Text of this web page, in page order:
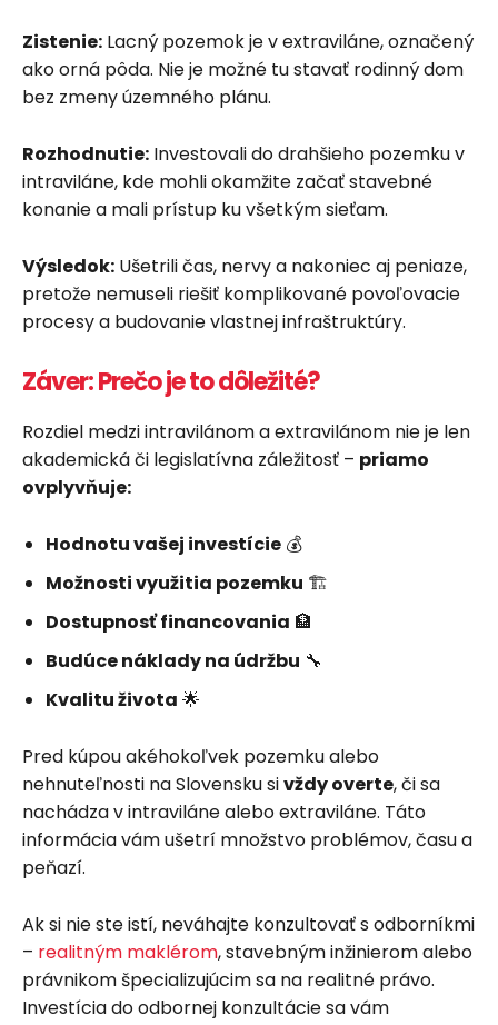
Zistenie: Lacný pozemok je v extraviláne, označený
ako orná pôda. Nie je možné tu stavať rodinný dom
bez zmeny územného plánu.
Rozhodnutie: Investovali do drahšieho pozemku v
intraviláne, kde mohli okamžite začať stavebné
konanie a mali prístup ku všetkým sieťam.
Výsledok: Ušetrili čas, nervy a nakoniec aj peniaze,
pretože nemuseli riešiť komplikované povoľovacie
procesy a budovanie vlastnej infraštruktúry.
Záver: Prečo je to dôležité?
Rozdiel medzi intravilánom a extravilánom nie je len
akademická či legislatívna záležitosť – priamo
ovplyvňuje:
Hodnotu vašej investície 💰
Možnosti využitia pozemku 🏗️
Dostupnosť financovania 🏦
Budúce náklady na údržbu 🔧
Kvalitu života 🌟
Pred kúpou akéhokoľvek pozemku alebo
nehnuteľnosti na Slovensku sivždy overte, či sa
nachádza v intraviláne alebo extraviláne. Táto
informácia vám ušetrí množstvo problémov, času a
peňazí.
Ak si nie ste istí, neváhajte konzultovať s odborníkmi
– realitným maklérom, stavebným inžinierom alebo
právnikom špecializujúcim sa na realitné právo.
Investícia do odbornej konzultácie sa vám